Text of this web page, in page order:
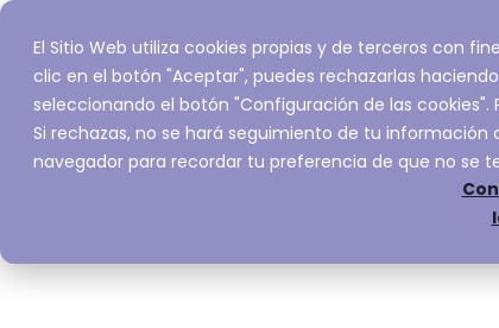
El Sitio Web utiliza cookies propias y de terceros con
clic en el botón "Aceptar", puedes rechazarlas
seleccionando el botón "Configuración de las
Si rechazas, no se hará seguimiento de tu
navegador para recordar tu preferencia de que no se
Inicio